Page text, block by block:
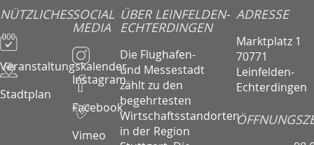
NÜTZLICHES
Veranstaltungskalender
Stadtplan
SOCIAL
MEDIA
Instagram
Facebook
Vimeo
ÜBER LEINFELDEN-
ECHTERDINGEN
Die Flughafen-
und Messestadt
zählt zu den
begehrtesten
Wirtschaftsstandorten
in der Region
ADRESSE
Marktplatz 1
70771
Leinfelden-
Echterdingen